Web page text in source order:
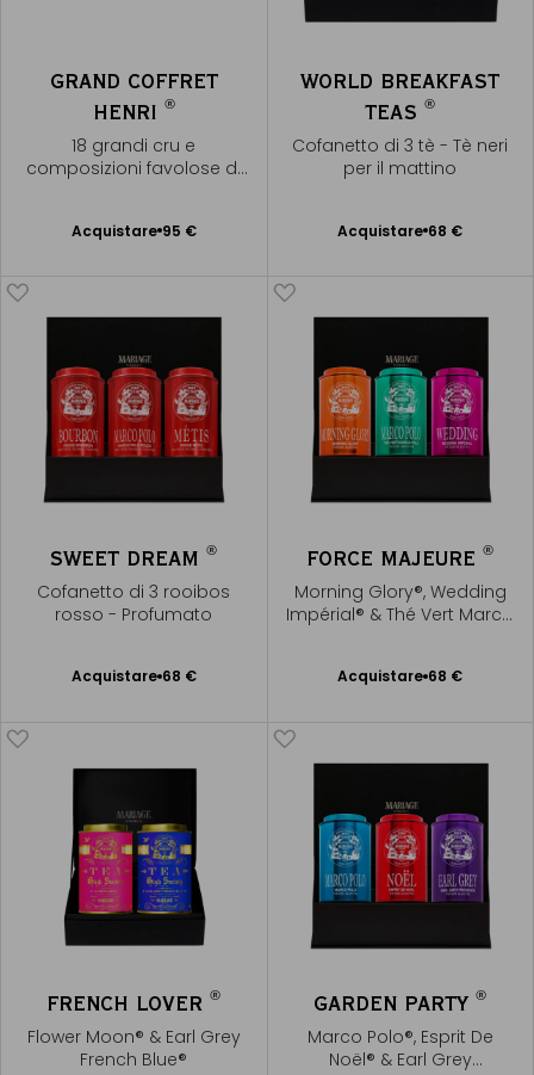
GRAND COFFRET
HENRI ®
18 grandi cru e
composizioni favolose di
Acquistare 95 €
Aggiungere
WORLD BREAKFAST
TEAS®
Cofanetto di 3 tè - Tè neri
per il mattino
Acquistare 68 €
Aggiungere
SWEET DREAM®
Cofanetto di 3 rooibos
rosso - Profumato
Acquistare 68 €
Aggiungere
FORCE MAJEURE®
Morning Glory®, Wedding
Impérial® & Thé Vert Marco
Acquistare 68 €
Aggiungere
FRENCH LOVER®
Flower Moon® & Earl Grey
French Blue®
GARDEN PARTY®
Marco Polo®, Esprit De
Noël® & Earl Grey